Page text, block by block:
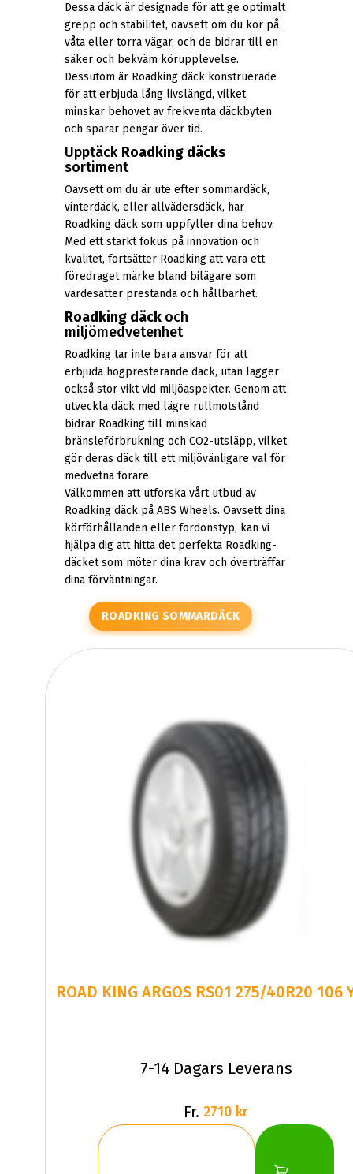
Dessa däck är designade för att ge optimalt
grepp och stabilitet, oavsett om du kör på
våta eller torra vägar, och de bidrar till en
säker och bekväm körupplevelse.
Dessutom är Roadking däck konstruerade
för att erbjuda lång livslängd, vilket
minskar behovet av frekventa däckbyten
och sparar pengar över tid.
Upptäck Roadking däcks
sortiment
Oavsett om du är ute efter sommardäck,
vinterdäck, eller allvädersdäck, har
Roadking däck som uppfyller dina behov.
Med ett starkt fokus på innovation och
kvalitet, fortsätter Roadking att vara ett
föredraget märke bland bilägare som
värdesätter prestanda och hållbarhet.
Roadking däck och
miljömedvetenhet
Roadking tar inte bara ansvar för att
erbjuda högpresterande däck, utan lägger
också stor vikt vid miljöaspekter. Genom att
utveckla däck med lägre rullmotstånd
bidrar Roadking till minskad
bränsleförbrukning och CO2-utsläpp, vilket
gör deras däck till ett miljövänligare val för
medvetna förare.
Välkommen att utforska vårt utbud av
Roadking däck på ABS Wheels. Oavsett dina
körförhållanden eller fordonstyp, kan vi
hjälpa dig att hitta det perfekta Roadking-
däcket som möter dina krav och överträffar
dina förväntningar.
ROADKING SOMMARDÄCK
7-14 Dagars Leverans
Fr. 2710 kr